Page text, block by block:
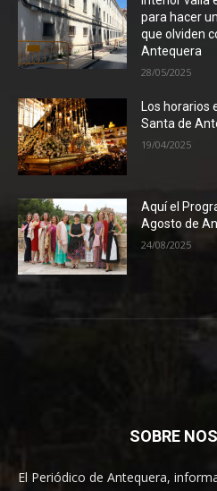
para hacer
que olviden
Antequera
28/05/2025
Los
Santa de
19/04/2025
Aquí el
Agosto de
24/08/2025
SOBRE
El Periódico de Antequera,